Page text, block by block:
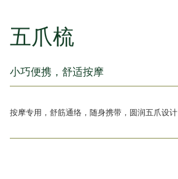
五爪梳
小巧便携，舒适按摩
按摩专用，舒筋通络，随身携带，圆润五爪设计